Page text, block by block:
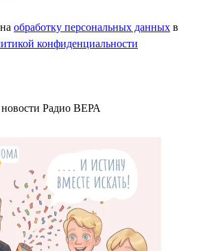
обработку персональных данных в
конфиденциальности
новости Радио ВЕРА